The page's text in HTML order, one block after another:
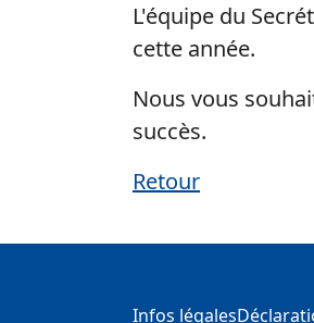
L'équipe du
cette année.
Nous vous
succès.
Retour
Infos légales